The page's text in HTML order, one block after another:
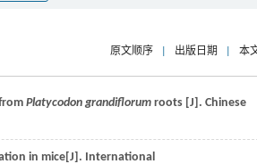
原文顺序 出版日期 本
Platycodon grandiflorum roots [J]. Chinese
in mice[J]. International